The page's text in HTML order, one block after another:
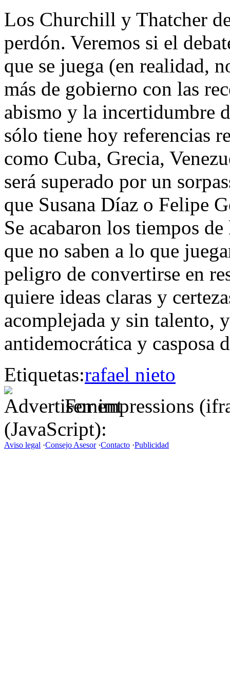
Los Churchill y Thatcher
perdón. Veremos si el
que se juega (en realidad,
más de gobierno con las
abismo y la incertidumbre
sólo tiene hoy referencias
como Cuba, Grecia,
será superado por un
que Susana Díaz o Felipe
Se acabaron los tiempos
que no saben a lo que
peligro de convertirse en
quiere ideas claras y
acomplejada y sin talento,
antidemocrática y casposa
Etiquetas:rafael nieto
For impressions
(JavaScript):
Aviso legal ·Consejo Asesor·Contacto ·Publicidad